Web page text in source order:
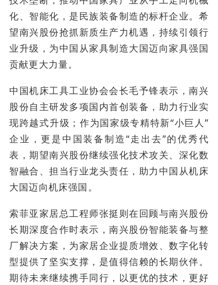
化、智能化，是民族装备制造的标杆企业。希
望南兴股份抢抓新质生产力机遇，持续引领行
业升级，为中国从家具制造大国迈向家具强国
贡献更大力量。
中国机床工具工业协会会长毛予锋表示，南兴
股份自主研发多项国内首创装备，助力行业实
现跨越式升级；作为国家级专精特新“小巨人”
企业，更是中国装备制造“走出去”的优秀代
表，期望南兴股份继续强化技术攻关、深化数
智融合、担当行业龙头责任，助力中国从机床
大国迈向机床强国。
索菲亚家居总工程师张挺则在回顾与南兴股份
长期深度合作时表示，南兴股份智能装备与整
厂解决方案，为家居企业提质增效、数字化转
型提供了坚实支撑，是值得信赖的长期伙伴。
期待未来继续携手同行，以更优的技术，更好